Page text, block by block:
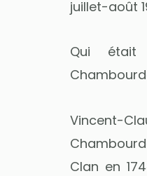
juillet-août
Qui était
Vincent-
Clan en